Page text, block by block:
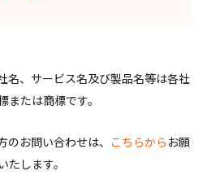
名、サービス名及び製品名等は各社
または商標です。
お問い合わせは、 こちらから お願
たします。